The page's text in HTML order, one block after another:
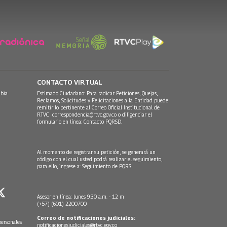
CONTACTO VIRTUAL
Estimado Ciudadano: Para radicar Peticiones, Quejas,
Reclamos, Solicitudes y Felicitaciones a la Entidad puede
remitir lo pertinente al Correo Oficial Institucional de
RTVC correspondencia@rtvc.gov.co o diligenciar el
formulario en línea: Contacto PQRSD.
Al momento de registrar su petición, se generará un
código con el cual usted podrá realizar el seguimiento,
para ello, ingrese a: Seguimiento de PQRS
Asesor en línea: lunes 9:30 a.m. - 12 m
(+57) (601) 2200700
Correo de notificaciones judiciales:
notificacionesjudiciales@rtvc.gov.co